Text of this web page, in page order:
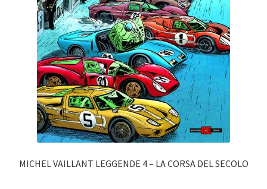
MICHEL VAILLANT LEGGENDE 4 – LA CORSA DEL SECOLO